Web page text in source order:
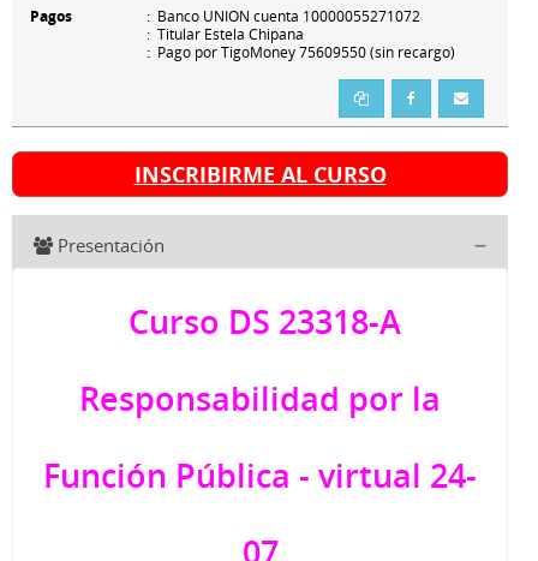
Pagos
: Banco UNION cuenta 10000055271072
: Titular Estela Chipana
: Pago por TigoMoney 75609550 (sin recargo)
INSCRIBIRME AL CURSO
Presentación
Curso DS 23318-A
Responsabilidad por la
Función Pública - virtual 24-
07